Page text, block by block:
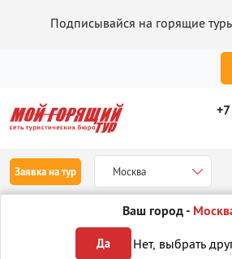
Подписывайся на горящие
Заявка на тур Москва
Ваш город -
Да Нет, выбрать
Отдых в Черногории